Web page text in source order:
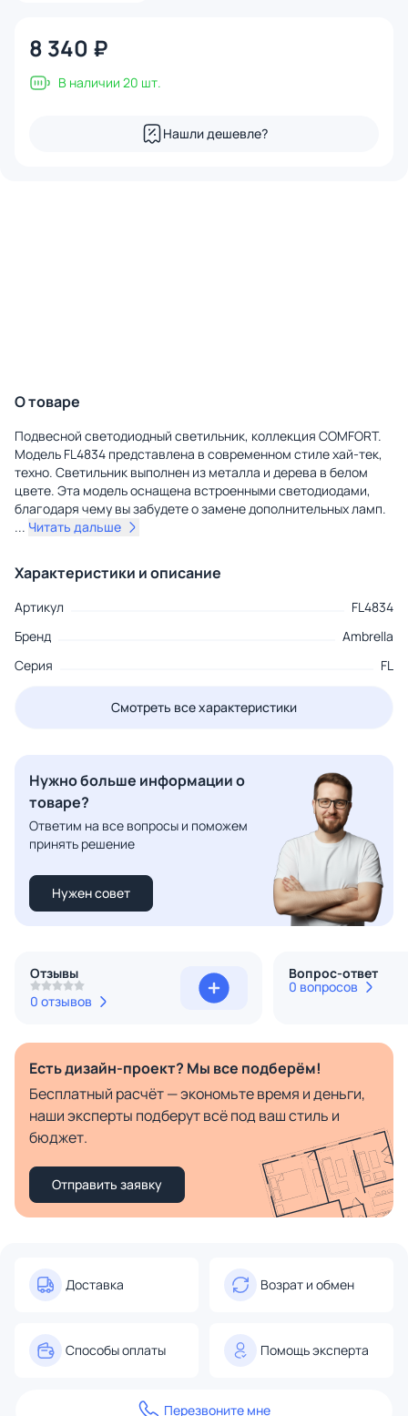
8 340 ₽
В наличии 20 шт.
Нашли дешевле?
О товаре
Подвесной светодиодный светильник, коллекция COMFORT.
Модель FL4834 представлена в современном стиле хай-тек,
техно. Светильник выполнен из металла и дерева в белом
цвете. Эта модель оснащена встроенными светодиодами,
благодаря чему вы забудете о замене дополнительных ламп.
... Читать дальше
Характеристики и описание
Артикул
FL4834
Бренд
Ambrella
Серия
FL
Смотреть все характеристики
Нужно больше информации о
товаре?
Ответим на все вопросы и поможем
принять решение
Нужен совет
Отзывы
0 отзывов
Вопрос-ответ
0 вопросов
Есть дизайн-проект? Мы все подберём!
Бесплатный расчёт — экономьте время и деньги,
наши эксперты подберут всё под ваш стиль и
бюджет.
Отправить заявку
Доставка Возрат и обмен
Способы оплаты Помощь эксперта
Перезвоните мне